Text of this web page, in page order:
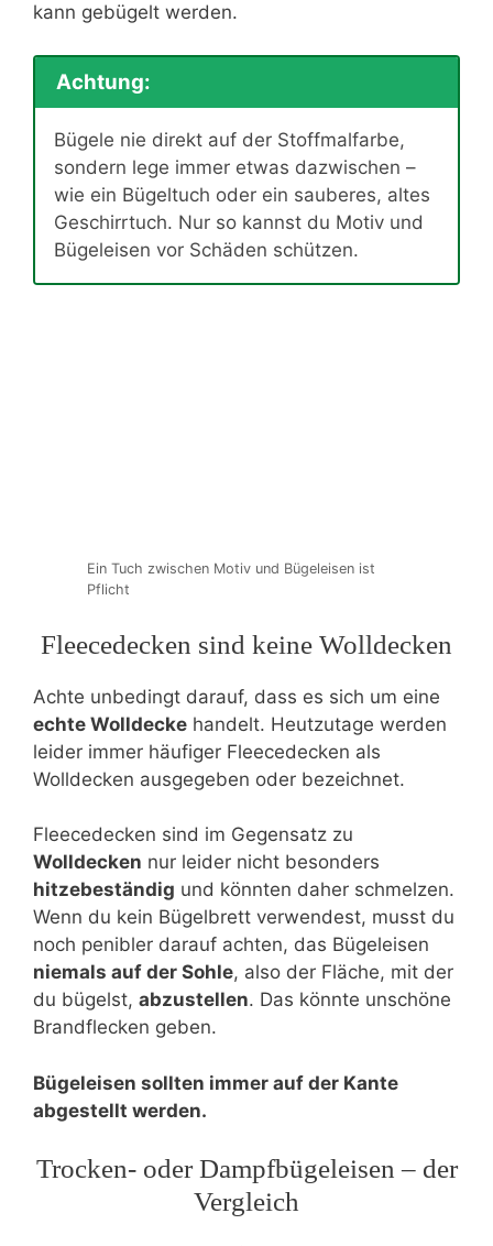
kann gebügelt werden.
Achtung:
Bügele nie direkt auf der Stoffmalfarbe,
sondern lege immer etwas dazwischen –
wie ein Bügeltuch oder ein sauberes, altes
Geschirrtuch. Nur so kannst du Motiv und
Bügeleisen vor Schäden schützen.
Ein Tuch zwischen Motiv und Bügeleisen ist
Pflicht
Fleecedecken sind keine Wolldecken
Achte unbedingt darauf, dass es sich um eine
echte Wolldecke handelt. Heutzutage werden
leider immer häufiger Fleecedecken als
Wolldecken ausgegeben oder bezeichnet.
Fleecedecken sind im Gegensatz zu
Wolldecken nur leider nicht besonders
hitzebeständig und könnten daher schmelzen.
Wenn du kein Bügelbrett verwendest, musst du
noch penibler darauf achten, das Bügeleisen
niemals auf der Sohle, also der Fläche, mit der
du bügelst, abzustellen. Das könnte unschöne
Brandflecken geben.
Bügeleisen sollten immer auf der Kante
abgestellt werden.
Trocken- oder Dampfbügeleisen – der
Vergleich